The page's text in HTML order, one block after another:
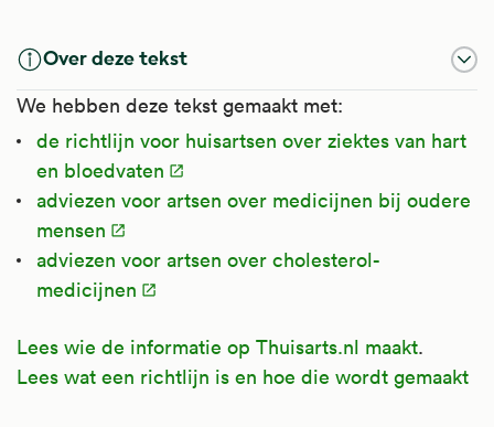
Over deze tekst
We hebben deze tekst gemaakt met:
de richtlijn voor huisartsen over ziektes van hart
en bloedvaten
adviezen voor artsen over medicijnen bij oudere
mensen
adviezen voor artsen over cholesterol-
medicijnen
Lees wie de informatie op Thuisarts.nl maakt.
Lees wat een richtlijn is en hoe die wordt gemaakt